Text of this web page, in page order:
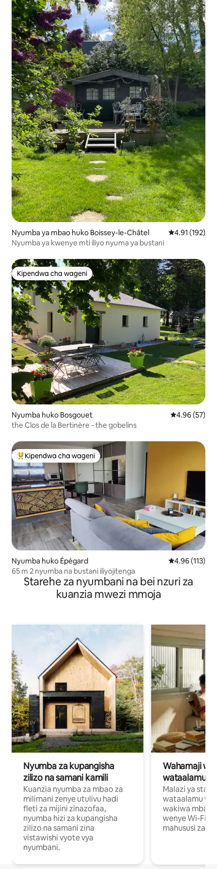
Nyumba ya mbao huko Boissey-le-Châtel Ukadiriaji wa
4.91 (192)
Nyumba ya kwenye mti iliyo nyuma ya bustani
Kipendwa cha wageni
Kipendwa cha wageni
Nyumba huko Bosgouet Ukadiriaji wa
4.96 (57)
the Clos de la Bertinère - the gobelins
Kipendwa maarufu cha wageni
Kipendwa cha wageni
Nyumba huko Épégard Ukadiriaji wa
4.96 (113)
65 m 2 nyumba na bustani iliyojitenga
Starehe za nyumbani na bei nzuri za
kuanzia mwezi mmoja
Nyumba za kupangisha
zilizo na samani kamili
Kuanzia nyumba za mbao za
milimani zenye utulivu hadi
fleti za mijini zinazofaa,
nyumba hizi za kupangisha
zilizo na samani zina
vistawishi vyote vya
nyumbani.
Wahamaji
wataalamu
Malazi ya
wataalamu
wakiwa mbali
wenye Wi-Fi
mahususi za